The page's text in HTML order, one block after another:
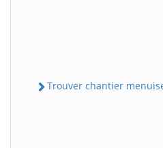
Trouver chantier